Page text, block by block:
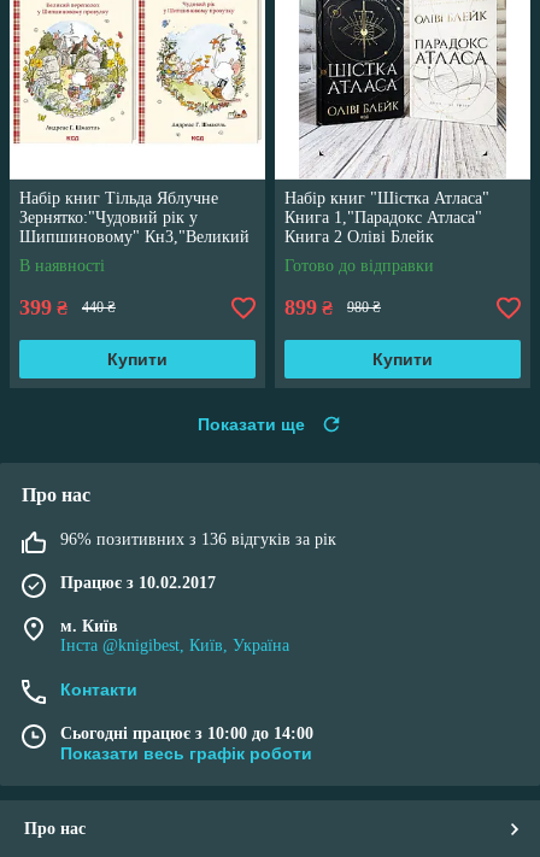
Набір книг Тільда Яблучне
Зернятко:"Чудовий рік у
Шипшиновому" Кн3,"Великий
переполох" Кн 4
В наявності
399 ₴ 440 ₴
Купити
Набір книг "Шістка Атласа"
Книга 1,"Парадокс Атласа"
Книга 2 Оліві Блейк
Готово до відправки
899 ₴ 980 ₴
Купити
Показати ще
Про нас
96% позитивних з 136 відгуків за рік
Працює з 10.02.2017
м. Київ
Інста @knigibest, Київ, Україна
Контакти
Сьогодні працює з 10:00 до 14:00
Показати весь графік роботи
Про нас